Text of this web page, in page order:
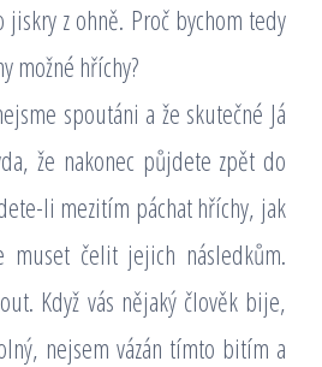
jiskry z ohně. Proč bychom tedy
možné hříchy?
spoutáni a že skutečné Já
že nakonec půjdete zpět do
li mezitím páchat hříchy, jak
muset čelit jejich následkům.
Když vás nějaký člověk bije,
nejsem vázán tímto bitím a